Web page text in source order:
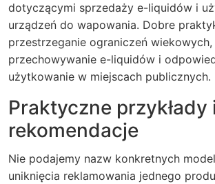
dotyczącymi sprzedaży e-liquidów i
urządzeń do wapowania. Dobre
przestrzeganie ograniczeń
przechowywanie e-liquidów i
użytkowanie w miejscach publicznych.
Praktyczne przykłady
rekomendacje
Nie podajemy nazw konkretnych
uniknięcia reklamowania jednego